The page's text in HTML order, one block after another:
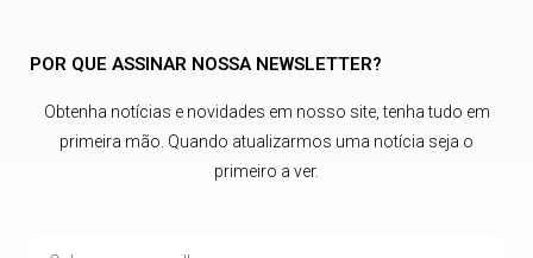
POR QUE ASSINAR NOSSA NEWSLETTER?
Obtenha notícias e novidades em nosso site, tenha tudo em
primeira mão. Quando atualizarmos uma notícia seja o
primeiro a ver.